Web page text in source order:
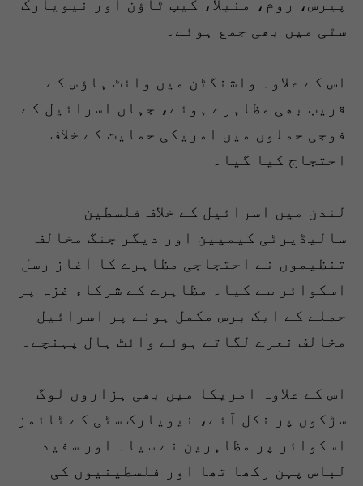
پیرس، روم، منیلا، کیپ ٹاؤن اور نیویارک
سٹی میں بھی جمع ہوئے۔
اس کے علاوہ واشنگٹن میں وائٹ ہاؤس کے
قریب بھی مظاہرے ہوئے، جہاں اسرائیل کے
فوجی حملوں میں امریکی حمایت کے خلاف
احتجاج کیا گیا۔
لندن میں اسرائیل کے خلاف فلسطین
سالیڈیرٹی کیمپین اور دیگر جنگ مخالف
تنظیموں نے احتجاجی مظاہرے کا آغاز رسل
اسکوائر سے کیا۔ مظاہرے کے شرکاء غزہ پر
حملے کے ایک برس مکمل ہونے پر اسرائیل
مخالف نعرے لگاتے ہوئے وائٹ ہال پہنچے۔
اس کے علاوہ امریکا میں بھی ہزاروں لوگ
سڑکوں پر نکل آئے، نیویارک سٹی کے ٹائمز
اسکوائر پر مظاہرین نے سیاہ اور سفید
لباس پہن رکھا تھا اور فلسطینیوں کی